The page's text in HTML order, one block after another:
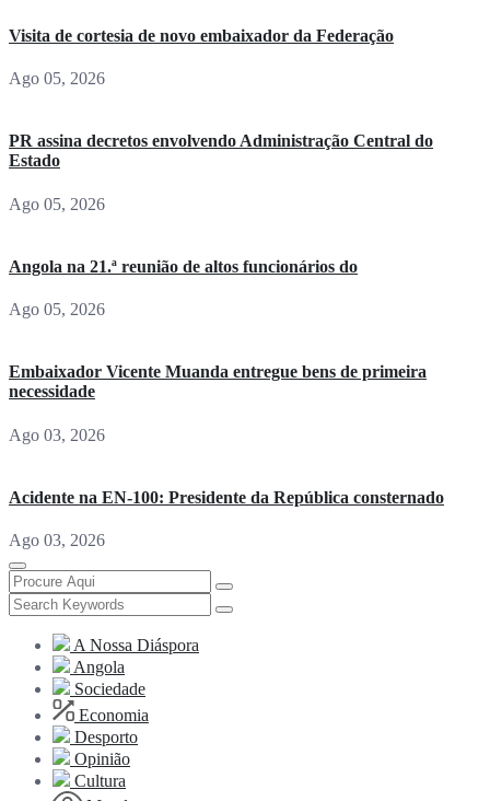
Visita de cortesia de novo embaixador da Federação
Ago 05, 2026
PR assina decretos envolvendo Administração Central do
Estado
Ago 05, 2026
Angola na 21.ª reunião de altos funcionários do
Ago 05, 2026
Embaixador Vicente Muanda entregue bens de primeira
necessidade
Ago 03, 2026
Acidente na EN-100: Presidente da República consternado
Ago 03, 2026
A Nossa Diáspora
Angola
Sociedade
Economia
Desporto
Opinião
Cultura